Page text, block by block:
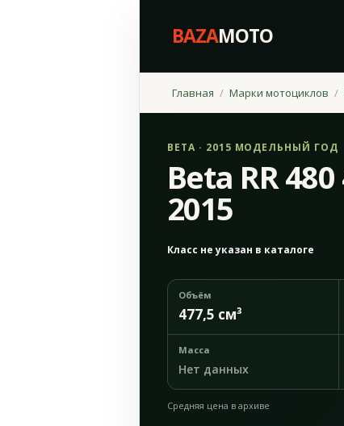
BAZAMOTO
Главная Марки мотоциклов
BETA · 2015 МОДЕЛЬНЫЙ ГОД
Beta RR
2015
Класс не указан в каталоге
Объём
477,5 см³
Масса
Нет данных
Средняя цена в архиве